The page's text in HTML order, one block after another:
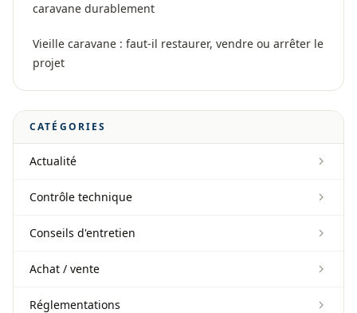
caravane durablement
Vieille caravane : faut-il restaurer, vendre ou arrêter le
projet
CATÉGORIES
Actualité
Contrôle technique
Conseils d'entretien
Achat / vente
Réglementations